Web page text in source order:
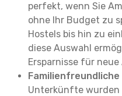
perfekt, wenn Sie
ohne Ihr Budget zu
Hostels bis hin zu
diese Auswahl
Ersparnisse für
Unterkünfte